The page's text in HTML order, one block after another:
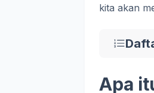
kita akan
Apa